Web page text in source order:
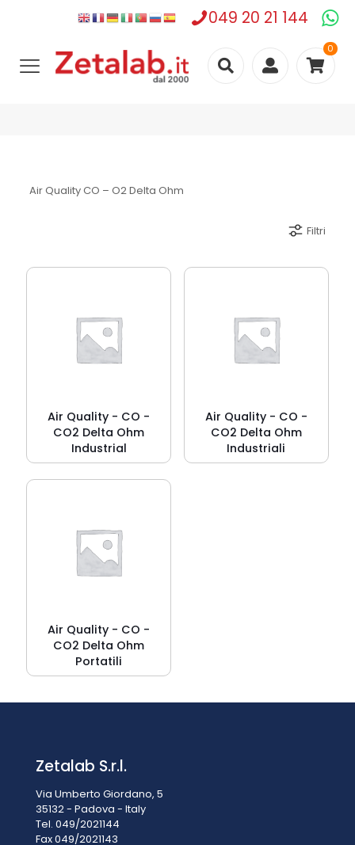
049 20 21 144
0
Air Quality CO – O2 Delta Ohm
Filtri
Air Quality - CO -
CO2 Delta Ohm
Industrial
Air Quality - CO -
CO2 Delta Ohm
Industriali
Air Quality - CO -
CO2 Delta Ohm
Portatili
Zetalab S.r.l.
Via Umberto Giordano, 5
35132 - Padova - Italy
Tel. 049/2021144
Fax 049/2021143